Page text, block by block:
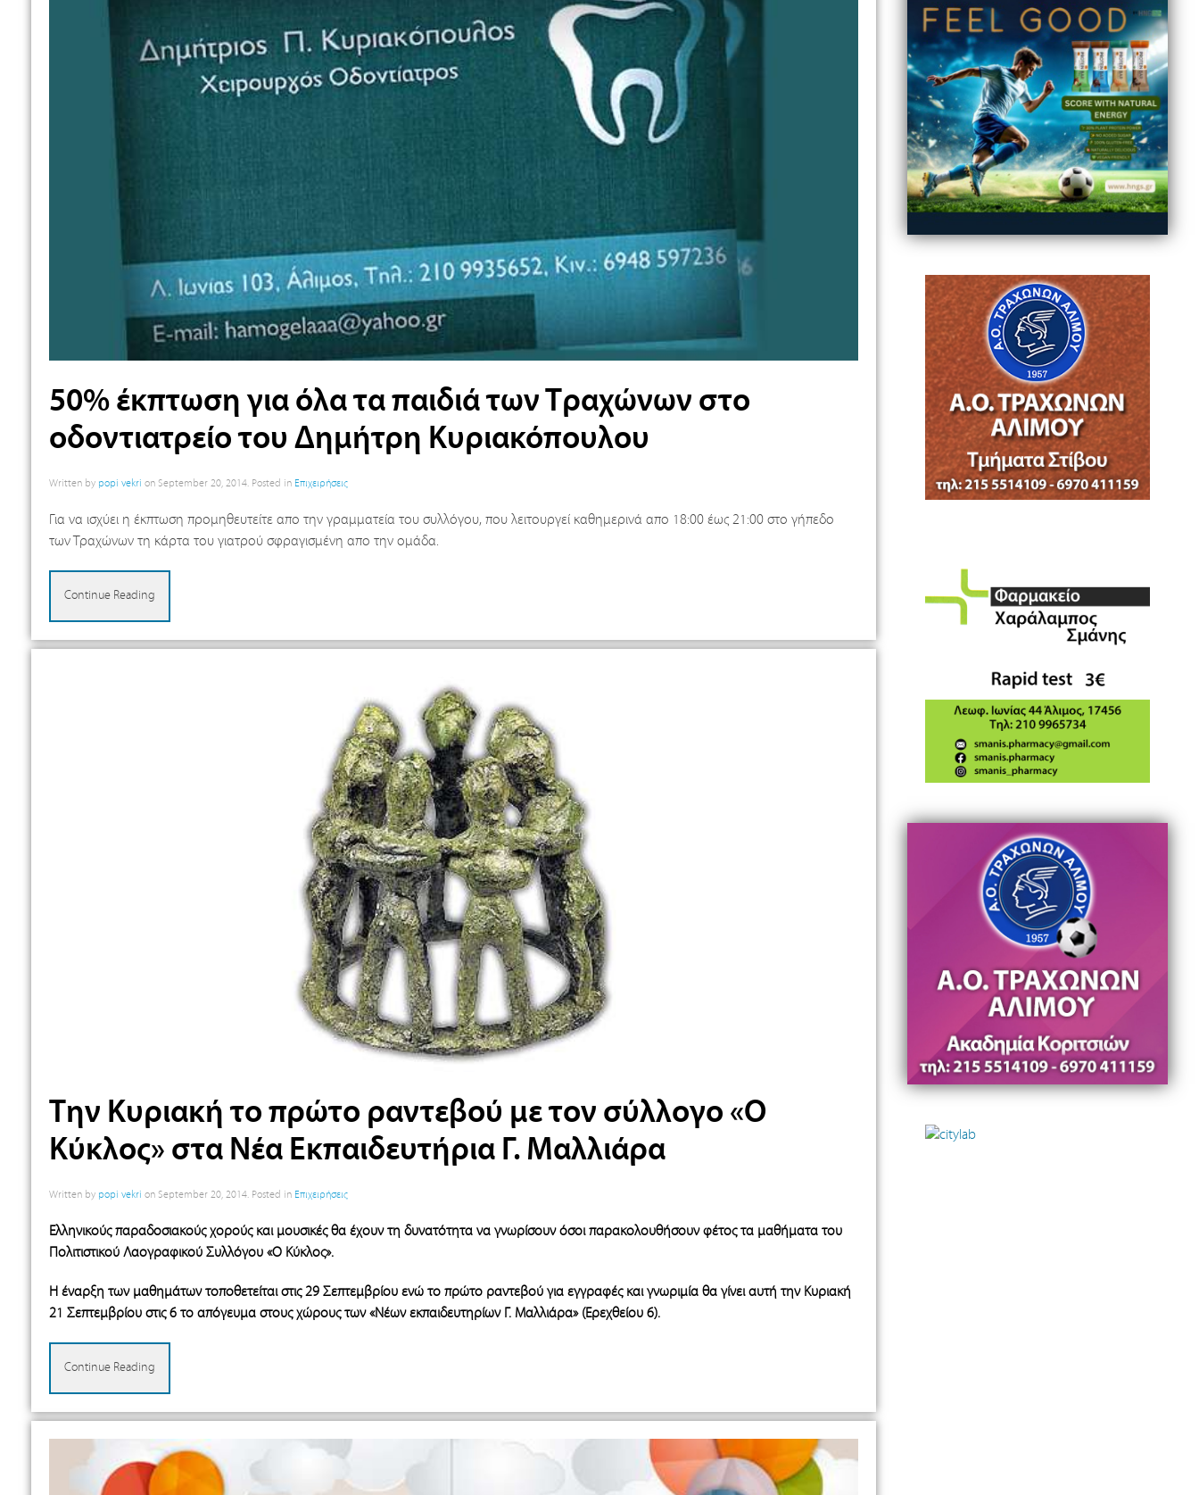
50% έκπτωση για όλα τα παιδιά των Τραχώνων στο
οδοντιατρείο του Δημήτρη Κυριακόπουλου
Written by popi vekri on September 20, 2014. Posted in Επιχειρήσεις
Για να ισχύει η έκπτωση προμηθευτείτε απο την γραμματεία του συλλόγου, που λειτουργεί καθημερινά απο 18:00 έως 21:00 στο γήπεδο
των Τραχώνων τη κάρτα του γιατρού σφραγισμένη απο την ομάδα.
Continue Reading
Την Κυριακή το πρώτο ραντεβού με τον σύλλογο «Ο
Κύκλος» στα Νέα Εκπαιδευτήρια Γ. Μαλλιάρα
Written by popi vekri on September 20, 2014. Posted in Επιχειρήσεις
Ελληνικούς παραδοσιακούς χορούς και μουσικές θα έχουν τη δυνατότητα να γνωρίσουν όσοι παρακολουθήσουν φέτος τα μαθήματα του
Πολιτιστικού Λαογραφικού Συλλόγου «Ο Κύκλος».
Η έναρξη των μαθημάτων τοποθετείται στις 29 Σεπτεμβρίου ενώ το πρώτο ραντεβού για εγγραφές και γνωριμία θα γίνει αυτή την Κυριακή
21 Σεπτεμβρίου στις 6 το απόγευμα στους χώρους των «Νέων εκπαιδευτηρίων Γ. Μαλλιάρα» (Ερεχθείου 6).
Continue Reading